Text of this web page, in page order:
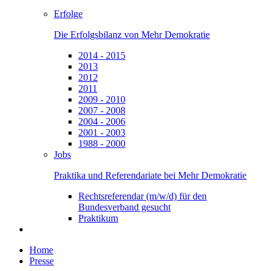
Erfolge
Die Erfolgsbilanz von Mehr Demokratie
2014 - 2015
2013
2012
2011
2009 - 2010
2007 - 2008
2004 - 2006
2001 - 2003
1988 - 2000
Jobs
Praktika und Referendariate bei Mehr Demokratie
Rechtsreferendar (m/w/d) für den
Bundesverband gesucht
Praktikum
Home
Presse